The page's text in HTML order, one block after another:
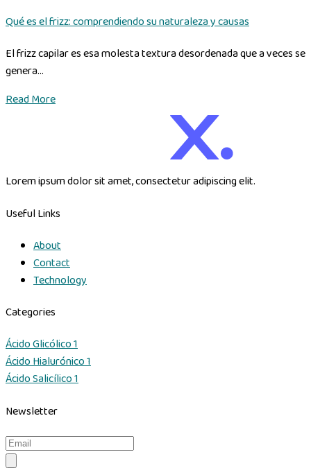
Qué es el frizz: comprendiendo su naturaleza y causas
El frizz capilar es esa molesta textura desordenada que a veces se
genera...
Read More
Lorem ipsum dolor sit amet, consectetur adipiscing elit.
Useful Links
About
Contact
Technology
Categories
Ácido Glicólico1
Ácido Hialurónico1
Ácido Salicílico1
Newsletter